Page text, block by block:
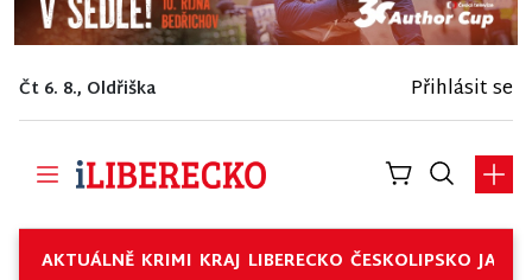
Čt 6. 8., Oldřiška Přihlásit se
AKTUÁLNĚ KRIMI KRAJ LIBERECKO ČESKOLIPSKO